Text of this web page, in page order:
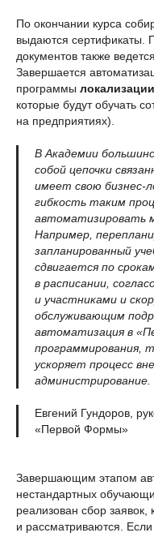
По окончании курса
выдаются сертификаты.
документов также
Завершается
программы
которые будут обучать
на предприятиях).
В Академии
собой цепочки
имеет свою бизнес-
гибкость таким
автоматизировать
Например,
запланированный
сдвигается по
в расписании,
и участниками и
обслуживающим
автоматизация в
программирования,
ускоряет процесс
администрирование.
Евгений Гундоров,
«Первой Формы»
Завершающим этапом
нестандартных
реализован сбор заявок,
и рассматриваются.